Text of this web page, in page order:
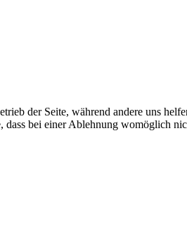
der Seite, während andere uns
bei einer Ablehnung womöglich